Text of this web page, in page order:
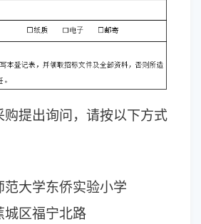
购提出询问，请按以下方式
范大学东侨实验小学
城区福宁北路